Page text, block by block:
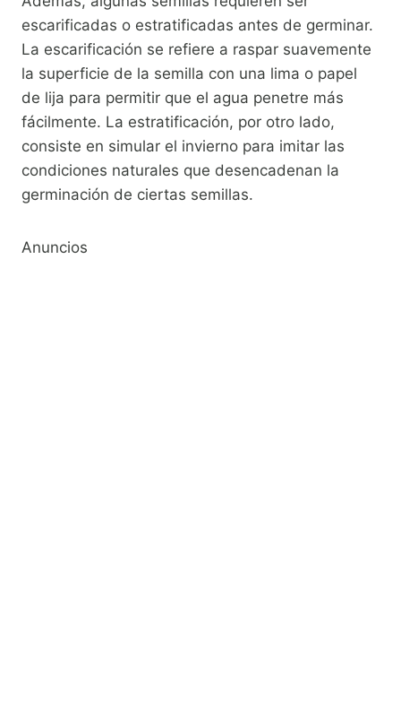
escarificadas o estratificadas antes de germinar.
La escarificación se refiere a raspar suavemente
la superficie de la semilla con una lima o papel
de lija para permitir que el agua penetre más
fácilmente. La estratificación, por otro lado,
consiste en simular el invierno para imitar las
condiciones naturales que desencadenan la
germinación de ciertas semillas.
Anuncios